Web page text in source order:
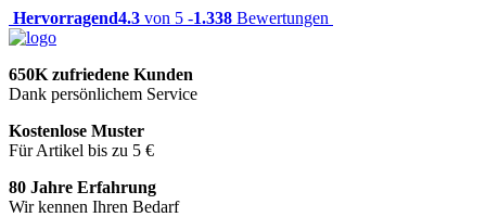
Hervorragend4.3 von 5 -1.338 Bewertungen
650K zufriedene Kunden
Dank persönlichem Service
Kostenlose Muster
Für Artikel bis zu 5 €
80 Jahre Erfahrung
Wir kennen Ihren Bedarf